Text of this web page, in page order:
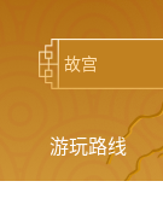
游玩路线